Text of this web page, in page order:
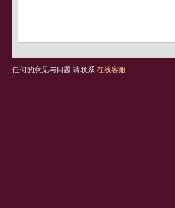
任何的意见与问题 请联系 在线客服